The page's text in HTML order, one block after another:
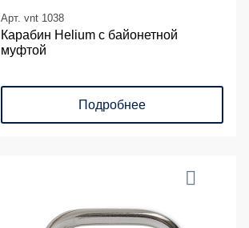
Арт. vnt 1038
Карабин Helium с байонетной
муфтой
Подробнее